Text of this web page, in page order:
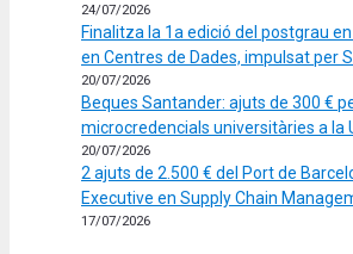
24/07/2026
Finalitza la 1a edició del postgrau
en Centres de Dades, impulsat per
20/07/2026
Beques Santander: ajuts de 300 €
microcredencials universitàries a la
20/07/2026
2 ajuts de 2.500 € del Port de
Executive en Supply Chain
17/07/2026